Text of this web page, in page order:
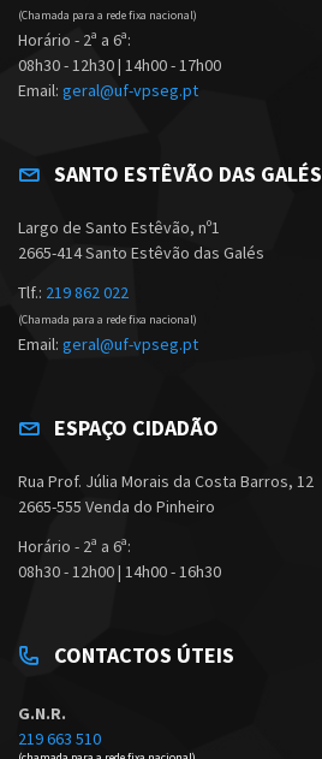
(Chamada para a rede fixa nacional)
Horário - 2ª a 6ª:
08h30 - 12h30 | 14h00 - 17h00
Email: geral@uf-vpseg.pt
SANTO ESTÊVÃO DAS GALÉS
Largo de Santo Estêvão, nº1
2665-414 Santo Estêvão das Galés
Tlf.: 219 862 022
(Chamada para a rede fixa nacional)
Email: geral@uf-vpseg.pt
ESPAÇO CIDADÃO
Rua Prof. Júlia Morais da Costa Barros, 12
2665-555 Venda do Pinheiro
Horário - 2ª a 6ª:
08h30 - 12h00 | 14h00 - 16h30
CONTACTOS ÚTEIS
G.N.R.
219 663 510